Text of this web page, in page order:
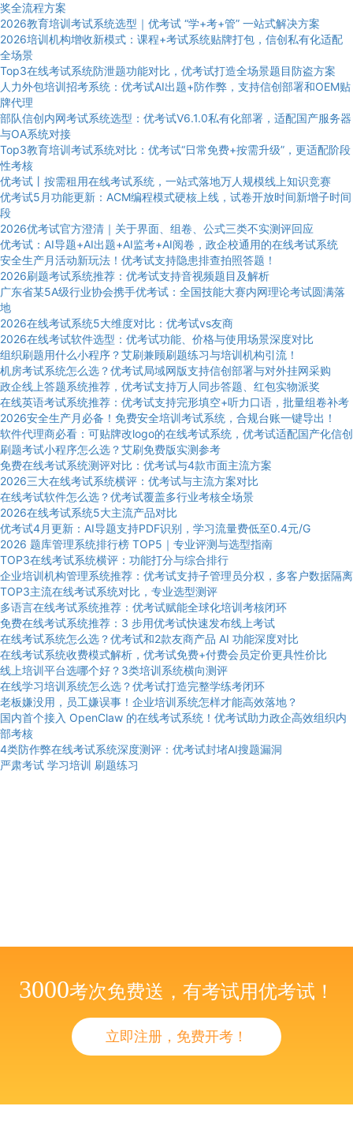
奖全流程方案
2026教育培训考试系统选型｜优考试 “学+考+管” 一站式解决方案
2026培训机构增收新模式：课程+考试系统贴牌打包，信创私有化适配
全场景
Top3在线考试系统防泄题功能对比，优考试打造全场景题目防盗方案
人力外包培训招考系统：优考试AI出题+防作弊，支持信创部署和OEM贴
牌代理
部队信创内网考试系统选型：优考试V6.1.0私有化部署，适配国产服务器
与OA系统对接
Top3教育培训考试系统对比：优考试“日常免费+按需升级”，更适配阶段
性考核
优考试丨按需租用在线考试系统，一站式落地万人规模线上知识竞赛
优考试5月功能更新：ACM编程模式硬核上线，试卷开放时间新增子时间
段
2026优考试官方澄清｜关于界面、组卷、公式三类不实测评回应
优考试：AI导题+AI出题+AI监考+AI阅卷，政企校通用的在线考试系统
安全生产月活动新玩法！优考试支持隐患排查拍照答题！
2026刷题考试系统推荐：优考试支持音视频题目及解析
广东省某5A级行业协会携手优考试：全国技能大赛内网理论考试圆满落
地
2026在线考试系统5大维度对比：优考试vs友商
2026在线考试软件选型：优考试功能、价格与使用场景深度对比
组织刷题用什么小程序？艾刷兼顾刷题练习与培训机构引流！
机房考试系统怎么选？优考试局域网版支持信创部署与对外挂网采购
政企线上答题系统推荐，优考试支持万人同步答题、红包实物派奖
在线英语考试系统推荐：优考试支持完形填空+听力口语，批量组卷补考
2026安全生产月必备！免费安全培训考试系统，合规台账一键导出！
软件代理商必看：可贴牌改logo的在线考试系统，优考试适配国产化信创
刷题考试小程序怎么选？艾刷免费版实测参考
免费在线考试系统测评对比：优考试与4款市面主流方案
2026三大在线考试系统横评：优考试与主流方案对比
在线考试软件怎么选？优考试覆盖多行业考核全场景
2026在线考试系统5大主流产品对比
优考试4月更新：AI导题支持PDF识别，学习流量费低至0.4元/G
2026 题库管理系统排行榜 TOP5｜专业评测与选型指南
TOP3在线考试系统横评：功能打分与综合排行
企业培训机构管理系统推荐：优考试支持子管理员分权，多客户数据隔离
TOP3主流在线考试系统对比，专业选型测评
多语言在线考试系统推荐：优考试赋能全球化培训考核闭环
免费在线考试系统推荐：3 步用优考试快速发布线上考试
在线考试系统怎么选？优考试和2款友商产品 AI 功能深度对比
在线考试系统收费模式解析，优考试免费+付费会员定价更具性价比
线上培训平台选哪个好？3类培训系统横向测评
在线学习培训系统怎么选？优考试打造完整学练考闭环
老板嫌没用，员工嫌误事！企业培训系统怎样才能高效落地？
国内首个接入 OpenClaw 的在线考试系统！优考试助力政企高效组织内
部考核
4类防作弊在线考试系统深度测评：优考试封堵AI搜题漏洞
严肃考试 学习培训 刷题练习
3000考次免费送，有考试用优考试！
立即注册，免费开考！